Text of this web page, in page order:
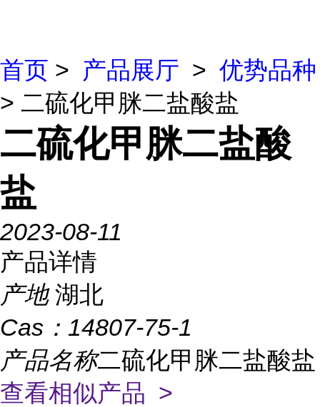
首页 > 产品展厅 > 优势品种
> 二硫化甲脒二盐酸盐
二硫化甲脒二盐酸
盐
2023-08-11
产品详情
产地 湖北
Cas： 14807-75-1
产品名称二硫化甲脒二盐酸盐
查看相似产品 >